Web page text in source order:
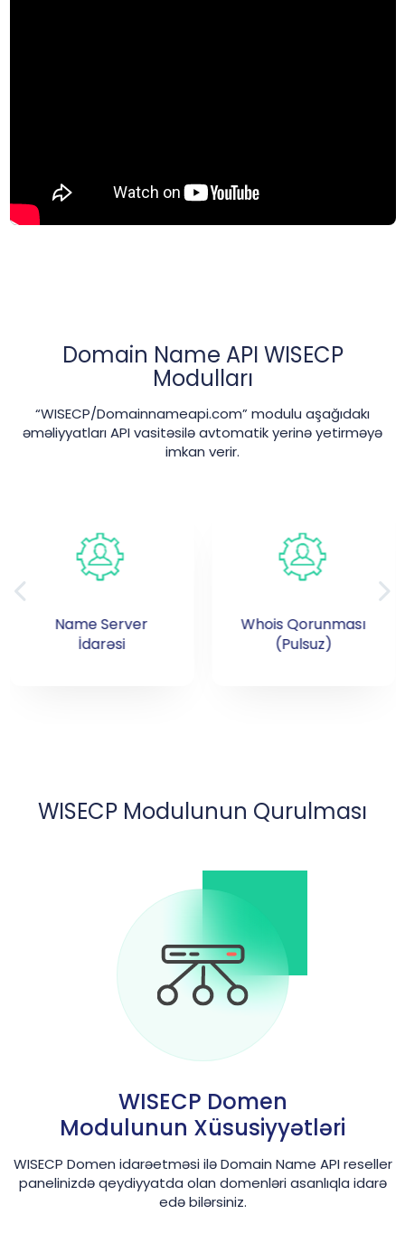
Domain Name API WISECP
Modulları
“WISECP/Domainnameapi.com” modulu aşağıdakı
əməliyyatları API vasitəsilə avtomatik yerinə yetirməyə
imkan verir.
Name Server
İdarəsi
Whois Qorunması
(Pulsuz)
WISECP Modulunun Qurulması
WISECP Domen
Modulunun Xüsusiyyətləri
WISECP Domen idarəetməsi ilə Domain Name API reseller
panelinizdə qeydiyyatda olan domenləri asanlıqla idarə
edə bilərsiniz.